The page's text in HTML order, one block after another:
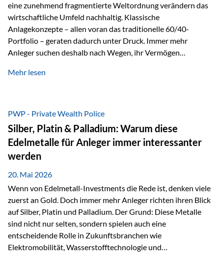
eine zunehmend fragmentierte Weltordnung verändern das
wirtschaftliche Umfeld nachhaltig. Klassische
Anlagekonzepte – allen voran das traditionelle 60/40-
Portfolio – geraten dadurch unter Druck. Immer mehr
Anleger suchen deshalb nach Wegen, ihr Vermögen
Unsicherheit abzusichern. Genau hier rücken reale und
monetäre Rolle zurück Gold erlebt derzeit eine
bemerkenswerte Renaissance als monetärer Wertspeicher.
Treiber sind Rekordkäufe der Zentralbanken, geopolitische
Spannungen und ein schleichender Vertrauensverlust in
ungedeckte Papierwährungen. Wie groß dieser
Vertrauensverlust ausfällt, zeigt ein nüchterner
Mehr lesen
PWP - Private Wealth Police
Silber, Platin & Palladium: Warum diese
Edelmetalle für Anleger immer interessanter
werden
20. Mai 2026
Wenn von Edelmetall-Investments die Rede ist, denken viele
zuerst an Gold. Doch immer mehr Anleger richten ihren Blick
auf Silber, Platin und Palladium. Der Grund: Diese Metalle
sind nicht nur selten, sondern spielen auch eine
entscheidende Rolle in Zukunftsbranchen wie
Elektromobilität, Wasserstofftechnologie und